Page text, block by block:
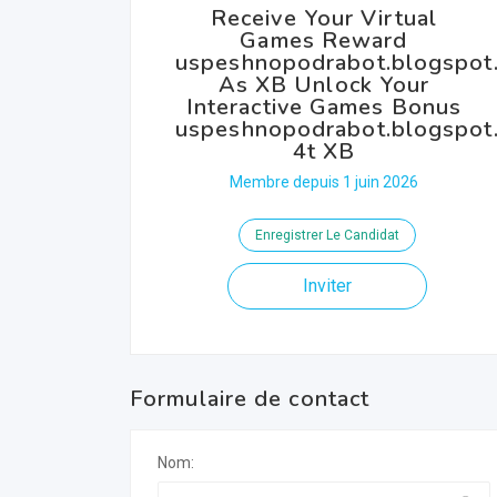
Receive Your Virtual
Games Reward
As XB Unlock Your
Interactive Games Bonus
4t XB
Membre depuis 1 juin 2026
Enregistrer Le Candidat
Inviter
Formulaire de contact
Nom: